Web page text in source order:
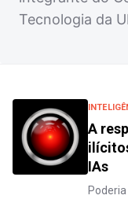
Tecnologia da
A
IAs